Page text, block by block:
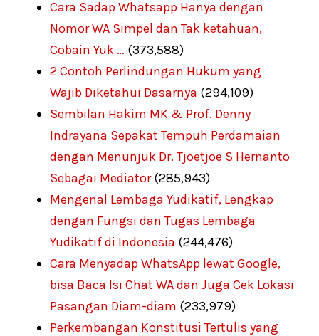
Cara Sadap Whatsapp Hanya dengan
Nomor WA Simpel dan Tak ketahuan,
Cobain Yuk … (373,588)
2 Contoh Perlindungan Hukum yang
Wajib Diketahui Dasarnya (294,109)
Sembilan Hakim MK & Prof. Denny
Indrayana Sepakat Tempuh Perdamaian
dengan Menunjuk Dr. Tjoetjoe S Hernanto
Sebagai Mediator (285,943)
Mengenal Lembaga Yudikatif, Lengkap
dengan Fungsi dan Tugas Lembaga
Yudikatif di Indonesia (244,476)
Cara Menyadap WhatsApp lewat Google,
bisa Baca Isi Chat WA dan Juga Cek Lokasi
Pasangan Diam-diam (233,979)
Perkembangan Konstitusi Tertulis yang